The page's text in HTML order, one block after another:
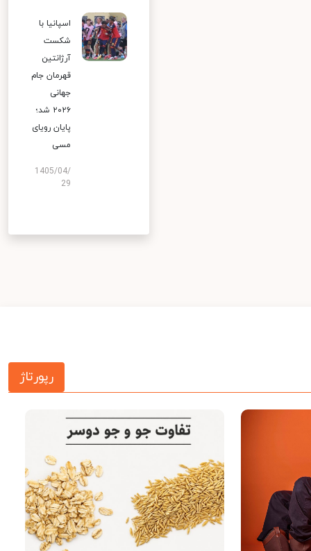
اسپانیا با
شکست
آرژانتین
قهرمان جام
جهانی
۲۰۲۶ شد؛
پایان رویای
مسی
1405/04/
29
رپورتاژ